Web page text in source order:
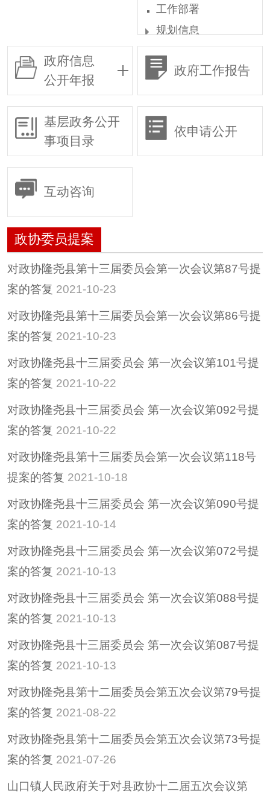
工作部署
规划信息
统计信息
权责清单
行政许可
行政复议
行政执法
人大代表建议
惠民惠农财政补贴专
栏
重大决策
其他
助企纾困
养老服务
政府信息
公开年报
政府工作报告
基层政务公开
事项目录
依申请公开
互动咨询
政协委员提案
对政协隆尧县第十三届委员会第一次会议第87号提
案的答复 2021-10-23
对政协隆尧县第十三届委员会第一次会议第86号提
案的答复 2021-10-23
对政协隆尧县十三届委员会 第一次会议第101号提
案的答复 2021-10-22
对政协隆尧县十三届委员会 第一次会议第092号提
案的答复 2021-10-22
对政协隆尧县第十三届委员会第一次会议第118号
提案的答复 2021-10-18
对政协隆尧县十三届委员会 第一次会议第090号提
案的答复 2021-10-14
对政协隆尧县十三届委员会 第一次会议第072号提
案的答复 2021-10-13
对政协隆尧县十三届委员会 第一次会议第088号提
案的答复 2021-10-13
对政协隆尧县十三届委员会 第一次会议第087号提
案的答复 2021-10-13
对政协隆尧县第十二届委员会第五次会议第79号提
案的答复 2021-08-22
对政协隆尧县第十二届委员会第五次会议第73号提
案的答复 2021-07-26
山口镇人民政府关于对县政协十二届五次会议第